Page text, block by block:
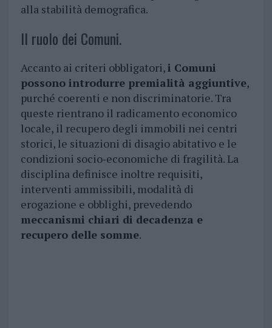
alla stabilità demografica.
Il ruolo dei Comuni.
Accanto ai criteri obbligatori,i Comuni
possono introdurre premialità aggiuntive,
purché coerenti e non discriminatorie. Tra
queste rientrano il radicamento economico
locale, il recupero degli immobili nei centri
storici, le situazioni di disagio abitativo e le
condizioni socio‑economiche di fragilità. La
disciplina definisce inoltre requisiti,
interventi ammissibili, modalità di
erogazione e obblighi, prevedendo
meccanismi chiari di decadenza e
recupero delle somme.